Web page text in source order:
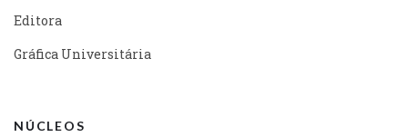
Editora
Gráfica Universitária
NÚCLEOS